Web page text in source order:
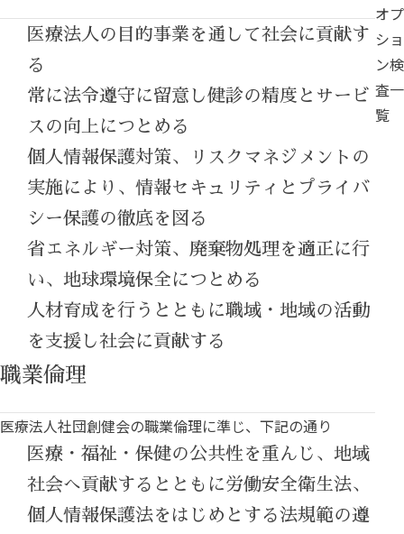
医療法人の目的事業を通して社会に貢献す
る
常に法令遵守に留意し健診の精度とサービ
スの向上につとめる
個人情報保護対策、リスクマネジメントの
実施により、情報セキュリティとプライバ
シー保護の徹底を図る
省エネルギー対策、廃棄物処理を適正に行
い、地球環境保全につとめる
人材育成を行うとともに職域・地域の活動
を支援し社会に貢献する
職業倫理
医療法人社団創健会の職業倫理に準じ、下記の通り
医療・福祉・保健の公共性を重んじ、地域
社会へ貢献するとともに労働安全衛生法、
個人情報保護法をはじめとする法規範の遵
オプ
ショ
ン検
査一
覧